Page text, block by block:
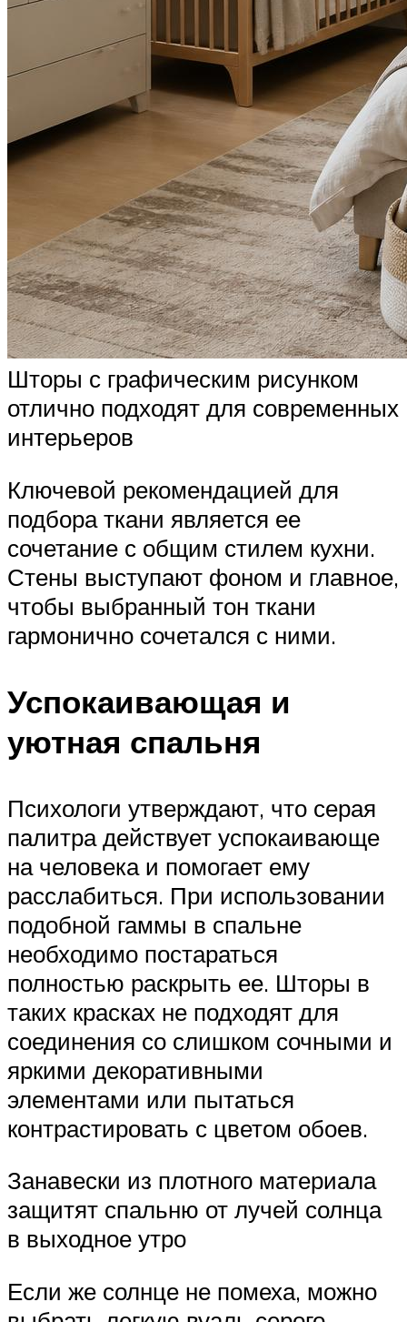
Шторы с графическим рисунком
отлично подходят для современных
интерьеров
Ключевой рекомендацией для
подбора ткани является ее
сочетание с общим стилем кухни.
Стены выступают фоном и главное,
чтобы выбранный тон ткани
гармонично сочетался с ними.
Успокаивающая и
уютная спальня
Психологи утверждают, что серая
палитра действует успокаивающе
на человека и помогает ему
расслабиться. При использовании
подобной гаммы в спальне
необходимо постараться
полностью раскрыть ее. Шторы в
таких красках не подходят для
соединения со слишком сочными и
яркими декоративными
элементами или пытаться
контрастировать с цветом обоев.
Занавески из плотного материала
защитят спальню от лучей солнца
в выходное утро
Если же солнце не помеха, можно